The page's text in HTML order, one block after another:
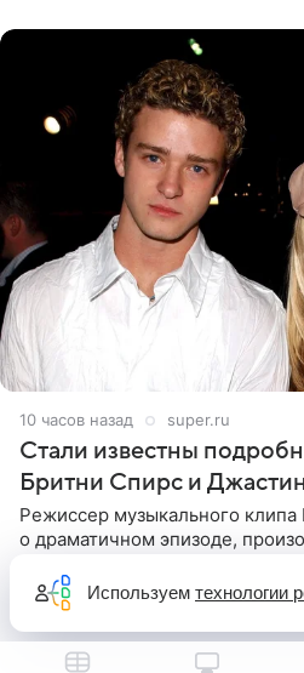
10 часов назад super.ru
Стали известны
Бритни Спирс и
Режиссер музыкального клипа
о драматичном эпизоде,
сообщение о расставании
словам постановщика,
Используем технологии